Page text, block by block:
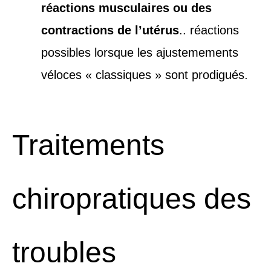
réactions musculaires ou des
contractions de l’utérus.. réactions
possibles lorsque les ajustemements
véloces « classiques » sont prodigués.
Traitements
chiropratiques des
troubles